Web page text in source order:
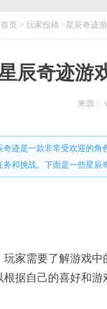
首页 > 玩家投稿 >星辰奇迹
辰奇迹游
来源：
奇迹是一款非常受欢迎的角
务和挑战。下面是一些星辰
家需要了解游戏中
据自己的喜好和游